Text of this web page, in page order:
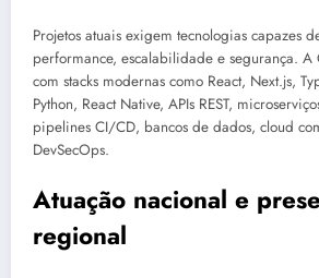
Projetos atuais exigem tecnologias capazes
performance, escalabilidade e segurança. A
com stacks modernas como React, Next.js,
Python, React Native, APIs REST,
pipelines CI/CD, bancos de dados, cloud
DevSecOps.
Atuação nacional e
regional